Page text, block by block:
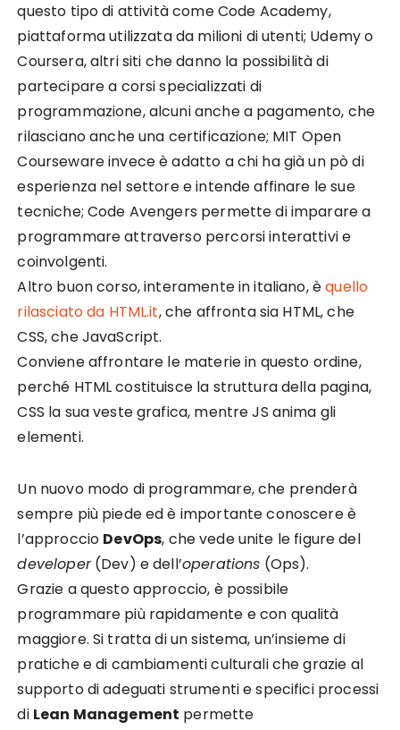
questo tipo di attività come Code Academy,
piattaforma utilizzata da milioni di utenti; Udemy o
Coursera, altri siti che danno la possibilità di
partecipare a corsi specializzati di
programmazione, alcuni anche a pagamento, che
rilasciano anche una certificazione; MIT Open
Courseware invece è adatto a chi ha già un pò di
esperienza nel settore e intende affinare le sue
tecniche; Code Avengers permette di imparare a
programmare attraverso percorsi interattivi e
coinvolgenti.
Altro buon corso, interamente in italiano, èquello
rilasciato da HTML.it, che affronta sia HTML, che
CSS, che JavaScript.
Conviene affrontare le materie in questo ordine,
perché HTML costituisce la struttura della pagina,
CSS la sua veste grafica, mentre JS anima gli
elementi.
Un nuovo modo di programmare, che prenderà
sempre più piede ed è importante conoscere è
l’approccio DevOps, che vede unite le figure del
developer(Dev) e dell’operations (Ops).
Grazie a questo approccio, è possibile
programmare più rapidamente e con qualità
maggiore. Si tratta di un sistema, un’insieme di
pratiche e di cambiamenti culturali che grazie al
supporto di adeguati strumenti e specifici processi
di Lean Management permette